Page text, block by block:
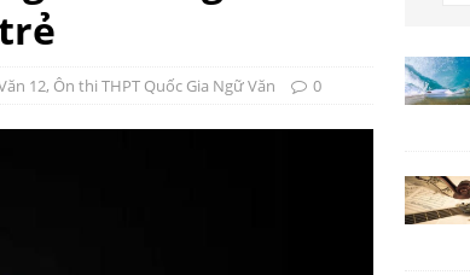
12, Ôn thi THPT Quốc Gia Ngữ Văn 0